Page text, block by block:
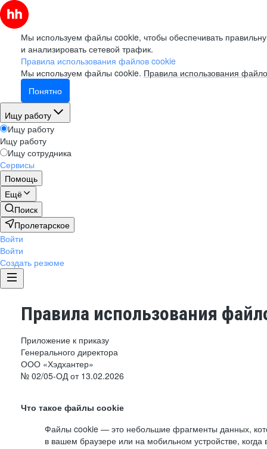
Мы используем файлы cookie, чтобы обеспечивать
и анализировать сетевой трафик.
Правила использования файлов cookie
Мы используем файлы cookie. Правила использования
Понятно
Ищу работу
Ищу работу
Ищу работу
Ищу сотрудника
Сервисы
Помощь
Ещё
Поиск
Пролетарское
Войти
Войти
Создать резюме
Правила использования
Приложение к приказу
Генерального директора
ООО «Хэдхантер»
№ 02/05-ОД от 13.02.2026
Что такое файлы cookie
Файлы cookie — это небольшие фрагменты данных,
в вашем браузере или на мобильном устройстве,